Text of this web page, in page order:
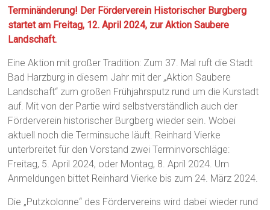
Terminänderung! Der Förderverein Historischer Burgberg
startet am Freitag, 12. April 2024, zur Aktion Saubere
Landschaft.
Eine Aktion mit großer Tradition: Zum 37. Mal ruft die Stadt
Bad Harzburg in diesem Jahr mit der „Aktion Saubere
Landschaft“ zum großen Frühjahrsputz rund um die Kurstadt
auf. Mit von der Partie wird selbstverständlich auch der
Förderverein historischer Burgberg wieder sein. Wobei
aktuell noch die Terminsuche läuft. Reinhard Vierke
unterbreitet für den Vorstand zwei Terminvorschläge:
Freitag, 5. April 2024, oder Montag, 8. April 2024. Um
Anmeldungen bittet Reinhard Vierke bis zum 24. März 2024.
Die „Putzkolonne“ des Fördervereins wird dabei wieder rund